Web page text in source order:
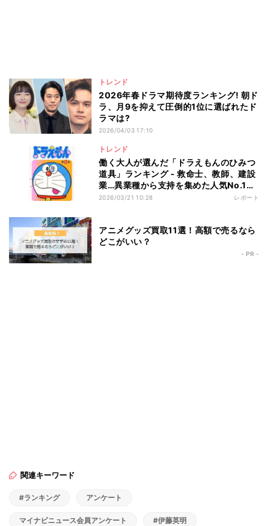
トレンド
2026年春ドラマ期待度ランキング! 朝ド
ラ、月9を抑えて圧倒的1位に選ばれたド
ラマは?
2026/04/03 17:10
トレンド
働く大人が選んだ「ドラえもんのひみつ
道具」ランキング - 救命士、教師、建設
業…異業種から支持を集めた人気No.1と
は?
2026/03/21 10:28 レポート
アニメグッズ買取11選！高額で売るなら
どこがいい？
- PR -
関連キーワード
#ランキング アンケート
マイナビニュース会員アンケート #伊藤英明